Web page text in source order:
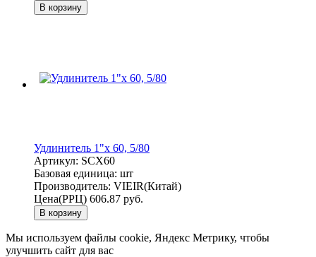
В корзину
Удлинитель 1"х 60, 5/80
Артикул: SCX60
Базовая единица: шт
Производитель: VIEIR(Китай)
Цена(РРЦ) 606.87 руб.
В корзину
Мы используем файлы cookie, Яндекс Метрику, чтобы
улучшить сайт для вас